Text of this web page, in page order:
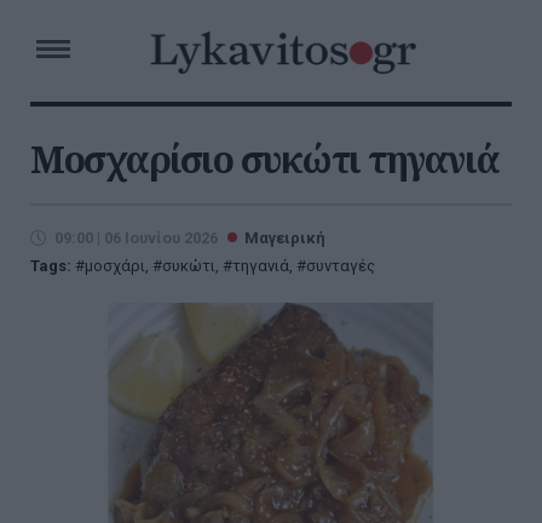
Μοσχαρίσιο συκώτι τηγανιά
09:00 | 06 Ιουνίου 2026
Μαγειρική
Tags:
μοσχάρι, συκώτι, τηγανιά, συνταγές